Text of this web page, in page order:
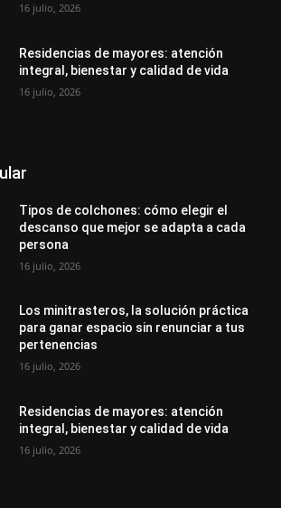
16 julio, 2026
Residencias de mayores: atención
integral, bienestar y calidad de vida
16 julio, 2026
Tipos de colchones: cómo elegir el
descanso que mejor se adapta a cada
persona
16 julio, 2026
Los minitrasteros, la solución práctica
para ganar espacio sin renunciar a tus
pertenencias
16 julio, 2026
Residencias de mayores: atención
integral, bienestar y calidad de vida
16 julio, 2026